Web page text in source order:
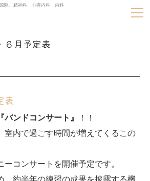
駅、精神科、心療内科、内科
６月予定表
表
『バンドコンサート』
！！
室内で過ごす時間が増えてくるこの
ーコンサートを開催予定です。
、約半年の練習の成果を披露する機